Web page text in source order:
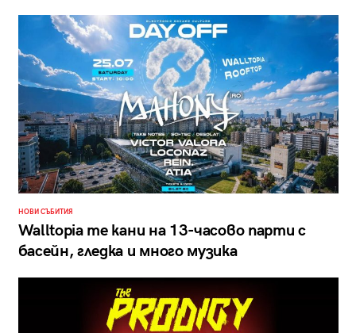
НОВИ СЪБИТИЯ
Walltopia те кани на 13-часово парти с
басейн, гледка и много музика